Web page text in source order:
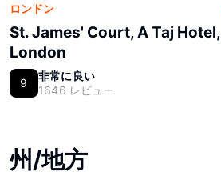
ロンドン
St. James' Court, A Taj Hotel,
London
9
非常に良い
1646 レビュー
州/地方